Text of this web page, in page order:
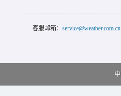
客服邮箱： service@weather.com.cn